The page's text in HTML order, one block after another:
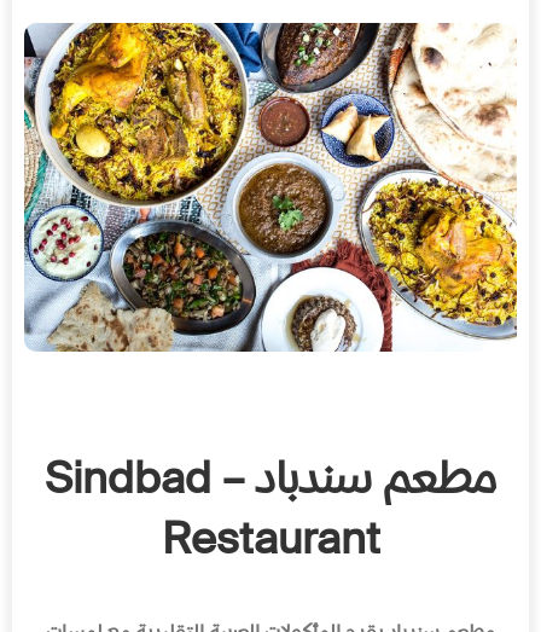
مطعم سندباد – Sindbad
Restaurant